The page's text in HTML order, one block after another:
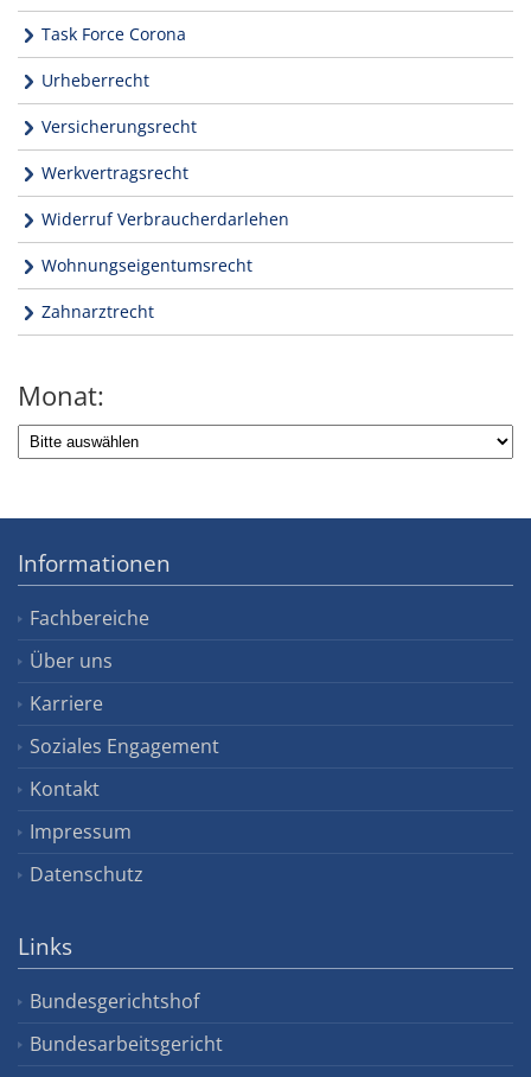
Task Force Corona
Urheberrecht
Versicherungsrecht
Werkvertragsrecht
Widerruf Verbraucherdarlehen
Wohnungseigentumsrecht
Zahnarztrecht
Monat:
Informationen
Fachbereiche
Über uns
Karriere
Soziales Engagement
Kontakt
Impressum
Datenschutz
Links
Bundesgerichtshof
Bundesarbeitsgericht